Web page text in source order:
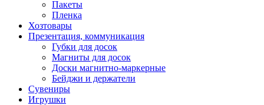
Пакеты
Пленка
Хозтовары
Презентация, коммуникация
Губки для досок
Магниты для досок
Доски магнитно-маркерные
Бейджи и держатели
Сувениры
Игрушки